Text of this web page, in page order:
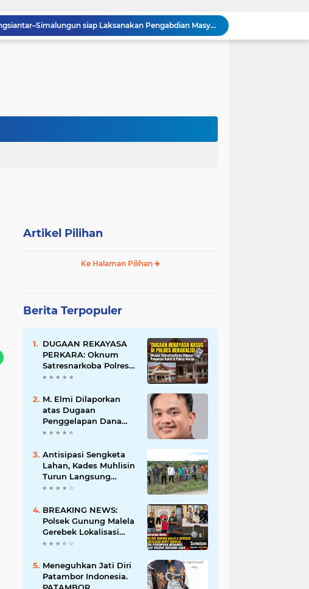
Ralat berita, tanggal 29 juli 2026, DIDUGA Tak Sesuai Spesifikasi, Proyek Rabat Beton Dana Desa Rp119,6 Juta di Sahkuda Bayu Disorot, Warga Minta Inspektorat Turun Periksa
REKAMAN PEMERIKSAAN BUKTI: Oknum Satresnarkoba Polres Bengkalis Diduga Seret Warga Tak di TKP, Palsukan Barang Bukti & Waktu Penangkapan.
DIDUGA Tak Sesuai Spesifikasi, Proyek Rabat Beton Dana Desa Rp119,6 Juta di Sahkuda Bayu Disorot, Warga Minta Inspektorat Turun Periksa
Artikel Pilihan
Ke Halaman Pilihan
Berita Terpopuler
DUGAAN REKAYASA
PERKARA: Oknum
Satresnarkoba Polres
Bengkalis Diduga
Hingga Paksa Warga
Hadir di TKP
M. Elmi Dilaporkan
atas Dugaan
Penggelapan Dana
Pensiunan Guru dan
Pastikan Proses
Hukum Berjalan
Antisipasi Sengketa
Lahan, Kades Muhlisin
Turun Langsung
Tinjau Batas Wilayah
Diserobot PT Jatim
Jaya Perkasa
BREAKING NEWS:
Polsek Gunung Malela
Gerebek Lokalisasi
Bukit Maraja, Dua
Saat Diciduk Bersama
Sabu
Meneguhkan Jati Diri
Patambor Indonesia.